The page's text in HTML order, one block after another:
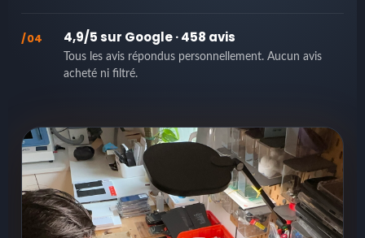
/04 4,9/5 sur Google · 458 avis
Tous les avis répondus personnellement. Aucun avis
acheté ni filtré.